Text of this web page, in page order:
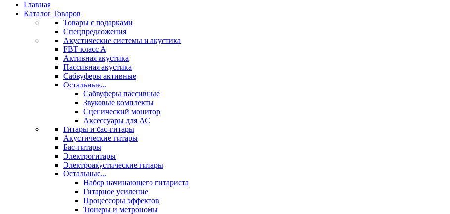
Главная
Каталог Товаров
Товары с подарками
Спецпредложения
Акустические системы и акустика
FBT класс А
Активная акустика
Пассивная акустика
Сабвуферы активные
Остальные...
Сабвуферы пассивные
Звуковые комплекты
Сценический монитор
Аксессуары для АС
Гитары и бас-гитары
Акустические гитары
Бас-гитары
Электрогитары
Электроакустические гитары
Остальные...
Набор начинающего гитариста
Гитарное усиление
Процессоры эффектов
Тюнеры и метрономы